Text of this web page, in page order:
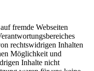
fremde Webseiten
rechtswidrigen Inhalten
Möglichkeit und
Inhalte nicht